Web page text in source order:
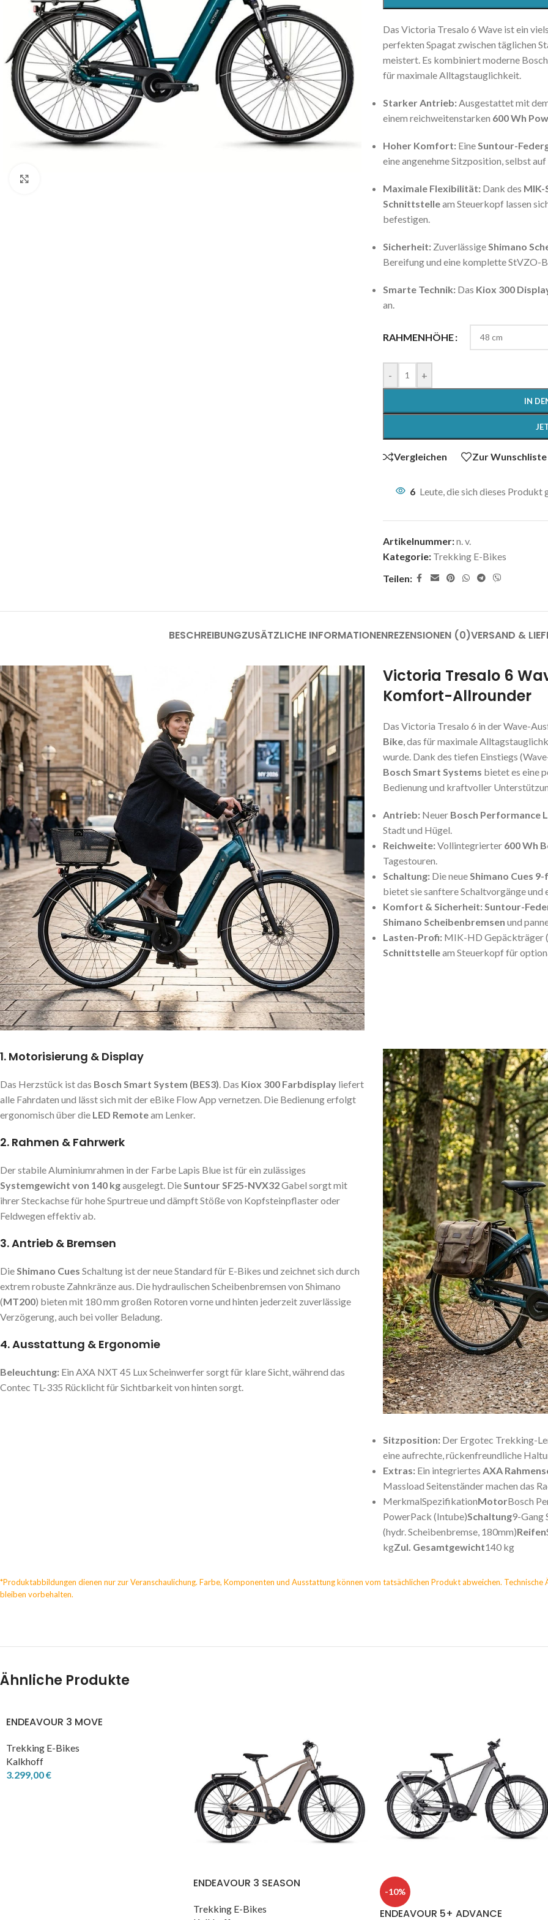
WÄHLEN SIE DEN TYP IHRES E-BIKES
Das Victoria Tresalo 6 Wave ist ein
perfekten Spagat zwischen täglichen
meistert. Es kombiniert moderne
für maximale Alltagstauglichkeit.
Starker Antrieb:Ausgestattet mit
einem reichweitenstarken 600 Wh
Hoher Komfort:Eine Suntour-
eine angenehme Sitzposition, selbst
Maximale Flexibilität:Dank des
Schnittstelleam Steuerkopf lassen
befestigen.
Sicherheit:Zuverlässige Shimano
Bereifung und eine komplette StVZO-
Smarte Technik:Das Kiox 300
an.
RAHMENHÖHE
- +
IN
Vergleichen Zur
6 Leute, die sich dieses Produkt
Artikelnummer:n. v.
Kategorie: Trekking E-Bikes
Teilen:
BESCHREIBUNGZUSÄTZLICHE INFORMATIONENREZENSIONEN (0)VERSAND &
Victoria Tresalo 6
Komfort-Allrounder
Das Victoria Tresalo 6 in der Wave-
Bike , das für maximale
wurde. Dank des tiefen Einstiegs
Bosch Smart Systems bietet es eine
Bedienung und kraftvoller
Antrieb: Neuer Bosch Performance
Stadt und Hügel.
Reichweite:Vollintegrierter 600 Wh
Tagestouren.
Schaltung: Die neue Shimano Cues
bietet sie sanftere Schaltvorgänge
Komfort & Sicherheit: Suntour-
Shimano Scheibenbremsen und
Lasten-Profi: MIK-HD Gepäckträger (
Schnittstelleam Steuerkopf für
1. Motorisierung & Display
Das Herzstück ist das Bosch Smart System (BES3) . Das Kiox 300 Farbdisplay liefert
alle Fahrdaten und lässt sich mit der eBike Flow App vernetzen. Die Bedienung erfolgt
ergonomisch über die LED Remoteam Lenker.
2. Rahmen & Fahrwerk
Der stabile Aluminiumrahmen in der Farbe Lapis Blue ist für ein zulässiges
Systemgewicht von 140 kgausgelegt. Die Suntour SF25-NVX32Gabel sorgt mit
ihrer Steckachse für hohe Spurtreue und dämpft Stöße von Kopfsteinpflaster oder
Feldwegen effektiv ab.
3. Antrieb & Bremsen
Die Shimano Cues Schaltung ist der neue Standard für E-Bikes und zeichnet sich durch
extrem robuste Zahnkränze aus. Die hydraulischen Scheibenbremsen von Shimano
(MT200) bieten mit 180 mm großen Rotoren vorne und hinten jederzeit zuverlässige
Verzögerung, auch bei voller Beladung.
4. Ausstattung & Ergonomie
Beleuchtung: Ein AXA NXT 45 Lux Scheinwerfer sorgt für klare Sicht, während das
Contec TL-335 Rücklicht für Sichtbarkeit von hinten sorgt.
Sitzposition: Der Ergotec Trekking-
eine aufrechte, rückenfreundliche
Extras: Ein integriertes AXA
Massload Seitenständer machen das
MerkmalSpezifikationMotorBosch
PowerPack (Intube)Schaltung9-Gang
(hydr. Scheibenbremse, 180mm)Reifen
kgZul. Gesamtgewicht140 kg
*Produktabbildungen dienen nur zur Veranschaulichung. Farbe, Komponenten und Ausstattung können vom tatsächlichen Produkt abweichen.
bleiben vorbehalten.
Ähnliche Produkte
ENDEAVOUR 3 MOVE
Trekking E-Bikes
Kalkhoff
3.299,00€
ENDEAVOUR 3 SEASON
Trekking E-Bikes
-10%
ENDEAVOUR 5+ ADVANCE